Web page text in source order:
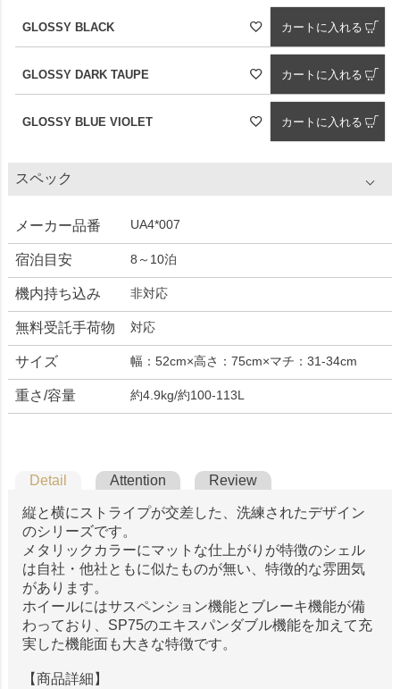
GLOSSY BLACK カートに入れる
GLOSSY DARK TAUPE カートに入れる
GLOSSY BLUE VIOLET カートに入れる
スペック
メーカー品番 UA4*007
宿泊目安 8～10泊
機内持ち込み 非対応
無料受託手荷物 対応
サイズ 幅：52cm×高さ：75cm×マチ：31-34cm
重さ/容量 約4.9kg/約100-113L
Detail Attention Review
縦と横にストライプが交差した、洗練されたデザイン
のシリーズです。
メタリックカラーにマットな仕上がりが特徴のシェル
は自社・他社ともに似たものが無い、特徴的な雰囲気
があります。
ホイールにはサスペンション機能とブレーキ機能が備
わっており、SP75のエキスパンダブル機能を加えて充
実した機能面も大きな特徴です。
【商品詳細】